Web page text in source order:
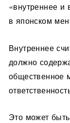
«внутреннее и
в японском
Внутреннее
должно
общественное
Это может